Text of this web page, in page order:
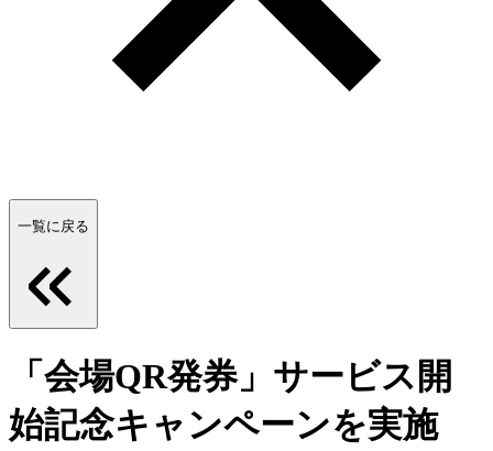
一覧に戻る
「会場QR発券」サービス開
始記念キャンペーンを実施